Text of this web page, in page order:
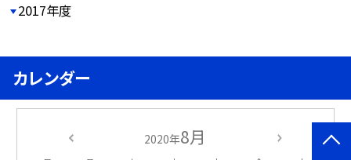
2017年度
カレンダー
2020年8月